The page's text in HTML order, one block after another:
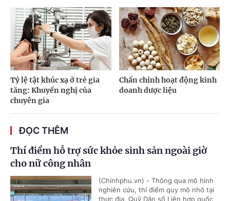
Tỷ lệ tật khúc xạ ở trẻ gia
tăng: Khuyến nghị của
chuyên gia
Chấn chỉnh hoạt động kinh
doanh dược liệu
ĐỌC THÊM
Thí điểm hỗ trợ sức khỏe sinh sản ngoài giờ
cho nữ công nhân
(Chinhphu.vn) - Thông qua mô hình
nghiên cứu, thí điểm quy mô nhỏ tại
thực địa, Quỹ Dân số Liên hợp quốc